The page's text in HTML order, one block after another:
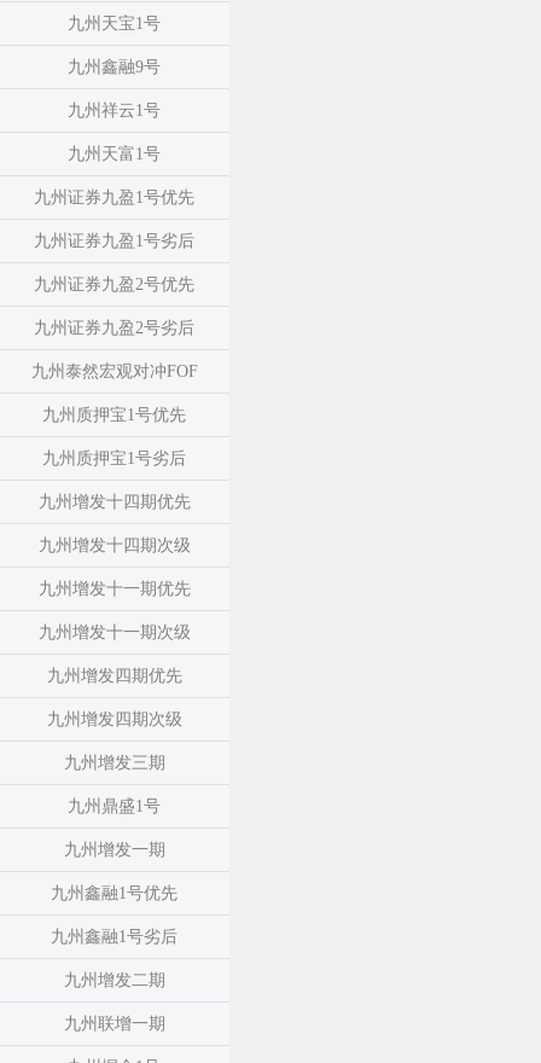
九州天宝1号
九州鑫融9号
九州祥云1号
九州天富1号
九州证券九盈1号优先
九州证券九盈1号劣后
九州证券九盈2号优先
九州证券九盈2号劣后
九州泰然宏观对冲FOF
九州质押宝1号优先
九州质押宝1号劣后
九州增发十四期优先
九州增发十四期次级
九州增发十一期优先
九州增发十一期次级
九州增发四期优先
九州增发四期次级
九州增发三期
九州鼎盛1号
九州增发一期
九州鑫融1号优先
九州鑫融1号劣后
九州增发二期
九州联增一期